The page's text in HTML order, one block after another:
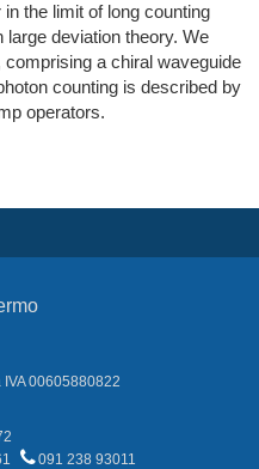
the limit of long counting
deviation theory. We
a chiral waveguide
counting is described by
operators.
00605880822
091 238 93011